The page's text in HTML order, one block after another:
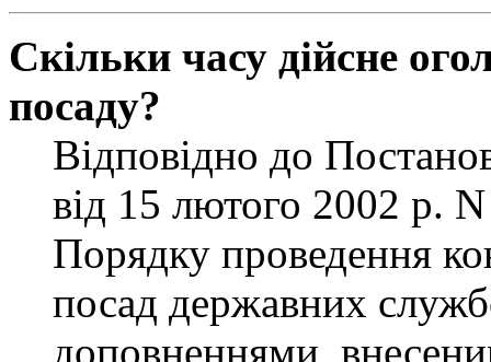
Скільки часу дійсне
посаду?
Відповідно до
від 15 лютого 2002 р.
Порядку проведення
посад державних
доповненнями,